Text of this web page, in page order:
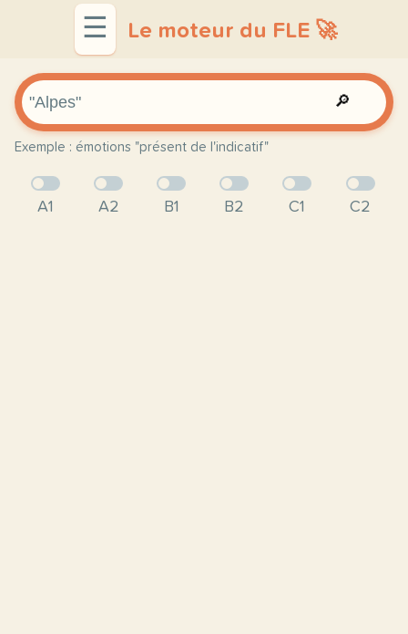
☰ Le moteur du FLE 🚀
🔎
Exemple : émotions "présent de l'indicatif"
A1 A2 B1 B2 C1 C2